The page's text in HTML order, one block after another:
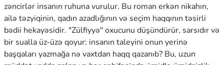
zəncirlər insanın ruhuna vurulur. Bu roman erkən nikahın,
ailə təzyiqinin, qadın azadlığının və seçim haqqının təsirli
bədii hekayəsidir. "Zülfiyyə" oxucunu düşündürür, sarsıdır və
bir sualla üz-üzə qoyur: insanın taleyini onun yerinə
başqaları yazmağa nə vaxtdan haqq qazanıb? Bu, uzun